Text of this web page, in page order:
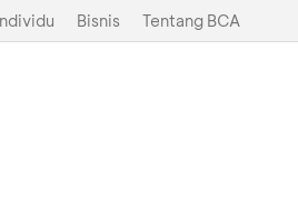
Bisnis Tentang BCA